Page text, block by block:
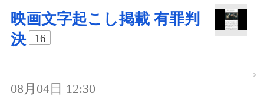
映画文字起こし掲載 有罪判
決
16
08月04日 12:30